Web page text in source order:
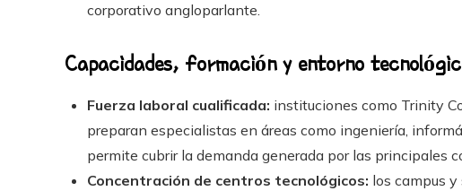
corporativo angloparlante.
Capacidades, formación y entorno
Fuerza laboral cualificada: instituciones como Trinity
preparan especialistas en áreas como ingeniería,
permite cubrir la demanda generada por las principales
Concentración de centros tecnológicos: los campus y